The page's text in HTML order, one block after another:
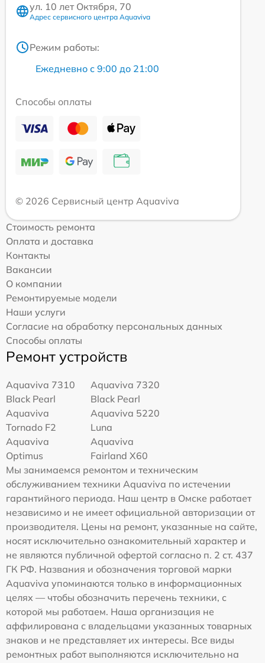
ул. 10 лет Октября, 70
Адрес сервисного центра Aquaviva
Режим работы:
Ежедневно с 9:00 до 21:00
Способы оплаты
© 2026 Сервисный центр Aquaviva
Стоимость ремонта
Оплата и доставка
Контакты
Вакансии
О компании
Ремонтируемые модели
Наши услуги
Согласие на обработку персональных данных
Способы оплаты
Ремонт устройств
Aquaviva 7310
Black Pearl
Aquaviva 7320
Black Pearl
Aquaviva
Tornado F2
Aquaviva 5220
Luna
Aquaviva
Optimus
Aquaviva
Fairland X60
Мы занимаемся ремонтом и техническим
обслуживанием техники Aquaviva по истечении
гарантийного периода. Наш центр в Омске работает
независимо и не имеет официальной авторизации от
производителя. Цены на ремонт, указанные на сайте,
носят исключительно ознакомительный характер и
не являются публичной офертой согласно п. 2 ст. 437
ГК РФ. Названия и обозначения торговой марки
Aquaviva упоминаются только в информационных
целях — чтобы обозначить перечень техники, с
которой мы работаем. Наша организация не
аффилирована с владельцами указанных товарных
знаков и не представляет их интересы. Все виды
ремонтных работ выполняются исключительно на